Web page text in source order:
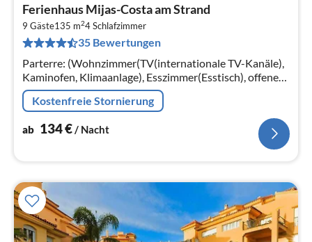
Ferienhaus Mijas-Costa am Strand
9 Gäste135 m24Schlafzimmer
35 Bewertungen
Parterre: (Wohnzimmer(TV(internationale TV-Kanäle),
Kaminofen, Klimaanlage), Esszimmer(Esstisch), offene
Küche(Esstisch, Kochherd(4 Kochplatten, Ceranfeld)
Kostenfreie Stornierung
ab 134€/ Nacht